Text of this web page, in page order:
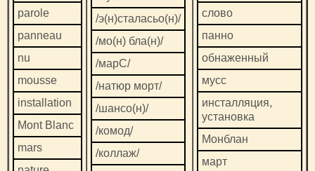
parole
panneau
nu
mousse
installation
Mont Blanc
mars
/э(н)сталасьо(н)/
/мо(н) бла(н)/
/марС/
/натюр морт/
/шансо(н)/
/комод/
/коллаж/
слово
панно
обнаженный
мусс
инсталляция,
установка
Монблан
март